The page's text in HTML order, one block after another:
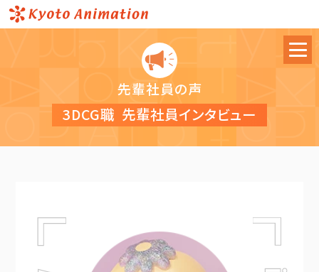
先輩社員の声
3DCG職 先輩社員インタビュー